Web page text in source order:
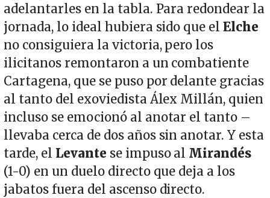
adelantarles en la tabla. Para redondear la
jornada, lo ideal hubiera sido que elElche
no consiguiera la victoria, pero los
ilicitanos remontaron a un combatiente
Cartagena, que se puso por delante gracias
al tanto del exoviedista Álex Millán, quien
incluso se emocionó al anotar el tanto –
llevaba cerca de dos años sin anotar. Y esta
tarde, el Levante se impuso al Mirandés
(1-0) en un duelo directo que deja a los
jabatos fuera del ascenso directo.